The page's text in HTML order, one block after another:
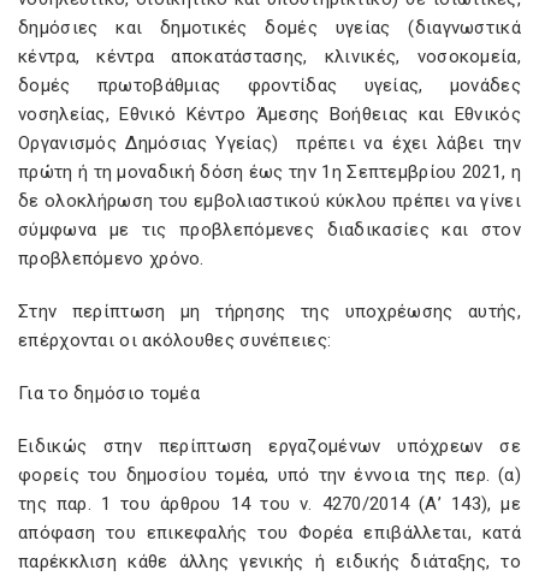
δημόσιες και δημοτικές δομές υγείας (διαγνωστικά
κέντρα, κέντρα αποκατάστασης, κλινικές, νοσοκομεία,
δομές πρωτοβάθμιας φροντίδας υγείας, μονάδες
νοσηλείας, Εθνικό Κέντρο Άμεσης Βοήθειας και Εθνικός
Οργανισμός Δημόσιας Υγείας) πρέπει να έχει λάβει την
πρώτη ή τη μοναδική δόση έως την 1η Σεπτεμβρίου 2021, η
δε ολοκλήρωση του εμβολιαστικού κύκλου πρέπει να γίνει
σύμφωνα με τις προβλεπόμενες διαδικασίες και στον
προβλεπόμενο χρόνο.
Στην περίπτωση μη τήρησης της υποχρέωσης αυτής,
επέρχονται οι ακόλουθες συνέπειες:
Για το δημόσιο τομέα
Ειδικώς στην περίπτωση εργαζομένων υπόχρεων σε
φορείς του δημοσίου τομέα, υπό την έννοια της περ. (α)
της παρ. 1 του άρθρου 14 του ν. 4270/2014 (Α’ 143), με
απόφαση του επικεφαλής του Φορέα επιβάλλεται, κατά
παρέκκλιση κάθε άλλης γενικής ή ειδικής διάταξης, το